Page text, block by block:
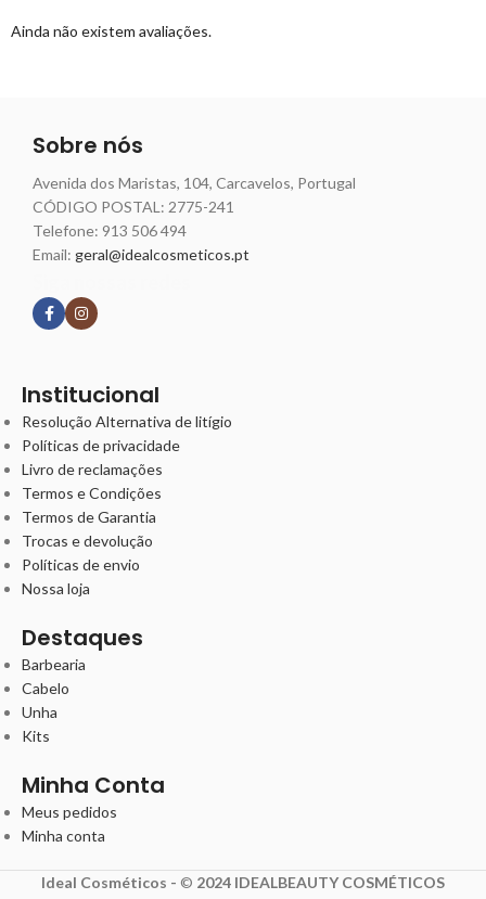
Ainda não existem avaliações.
Sobre nós
Avenida dos Maristas, 104, Carcavelos, Portugal
CÓDIGO POSTAL: 2775-241
Telefone: 913 506 494
Email: geral@idealcosmeticos.pt
Institucional
Resolução Alternativa de litígio
Políticas de privacidade
Livro de reclamações
Termos e Condições
Termos de Garantia
Trocas e devolução
Políticas de envio
Nossa loja
Destaques
Barbearia
Cabelo
Unha
Kits
Minha Conta
Meus pedidos
Minha conta
Ideal Cosméticos - © 2024 IDEALBEAUTY COSMÉTICOS